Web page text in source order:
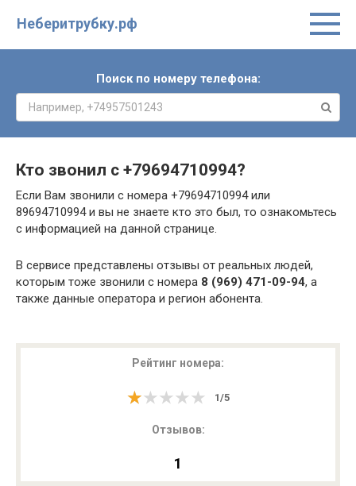
Неберитрубку.рф
Поиск по номеру телефона:
Кто звонил с +79694710994?
Если Вам звонили с номера +79694710994 или
89694710994 и вы не знаете кто это был, то ознакомьтесь
с информацией на данной странице.
В сервисе представлены отзывы от реальных людей,
которым тоже звонили с номера 8 (969) 471-09-94, а
также данные оператора и регион абонента.
Рейтинг номера:
★★★★★
★★★★★ 1/5
Отзывов:
1